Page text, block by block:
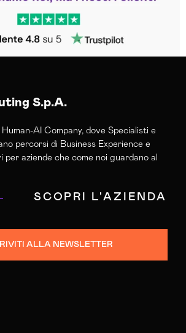
S.p.A.
AI Company, dove Specialisti e
percorsi di Business Experience e
aziende che come noi guardano al
SCOPRI L'AZIENDA
ALLA NEWSLETTER